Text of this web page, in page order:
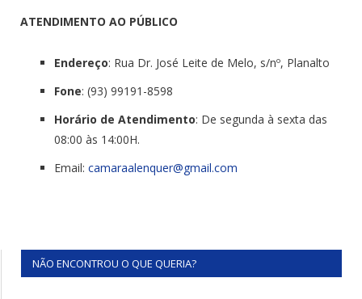
ATENDIMENTO AO PÚBLICO
Endereço: Rua Dr. José Leite de Melo, s/nº, Planalto
Fone: (93) 99191-8598
Horário de Atendimento: De segunda à sexta das
08:00 às 14:00H.
Email: camaraalenquer@gmail.com
NÃO ENCONTROU O QUE QUERIA?